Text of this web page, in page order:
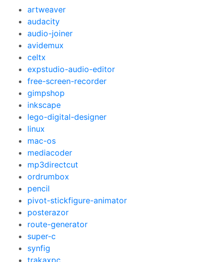
artweaver
audacity
audio-joiner
avidemux
celtx
expstudio-audio-editor
free-screen-recorder
gimpshop
inkscape
lego-digital-designer
linux
mac-os
mediacoder
mp3directcut
ordrumbox
pencil
pivot-stickfigure-animator
posterazor
route-generator
super-c
synfig
trakaxpc